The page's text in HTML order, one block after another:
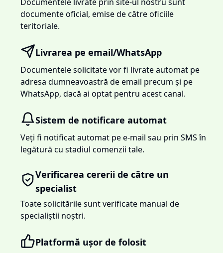
documente oficial, emise de către oficiile
teritoriale.
Livrarea pe email/WhatsApp
Documentele solicitate vor fi livrate automat pe
adresa dumneavoastră de email precum și pe
WhatsApp, dacă ai optat pentru acest canal.
Sistem de notificare automat
Veți fi notificat automat pe e-mail sau prin SMS în
legătură cu stadiul comenzii tale.
Verificarea cererii de către un
specialist
Toate solicitările sunt verificate manual de
specialiștii noștri.
Platformă ușor de folosit